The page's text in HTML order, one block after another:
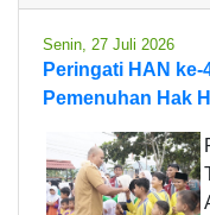
Senin, 27 Juli 2026
Peringati HAN
Pemenuhan Hak